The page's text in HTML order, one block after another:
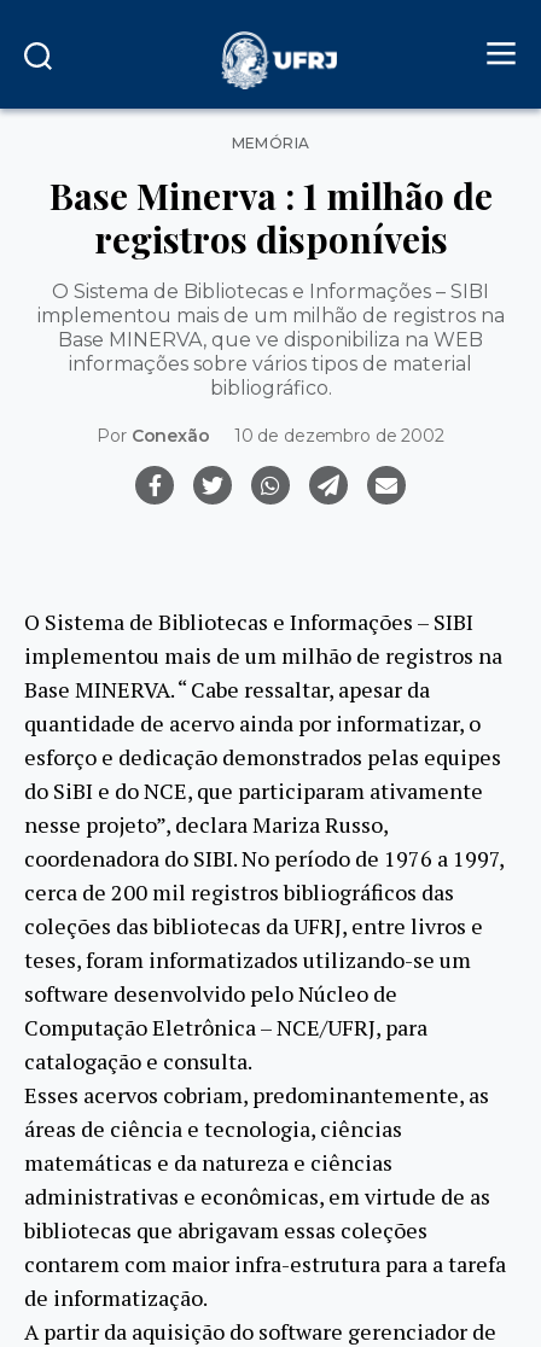
Categorias
MEMÓRIA
Base Minerva : 1 milhão de
registros disponíveis
O Sistema de Bibliotecas e Informações – SIBI
implementou mais de um milhão de registros na
Base MINERVA, que ve disponibiliza na WEB
informações sobre vários tipos de material
bibliográfico.
Por Conexão 10 de dezembro de 2002
O Sistema de Bibliotecas e Informações – SIBI
implementou mais de um milhão de registros na
Base MINERVA. “ Cabe ressaltar, apesar da
quantidade de acervo ainda por informatizar, o
esforço e dedicação demonstrados pelas equipes
do SiBI e do NCE, que participaram ativamente
nesse projeto”, declara Mariza Russo,
coordenadora do SIBI. No período de 1976 a 1997,
cerca de 200 mil registros bibliográficos das
coleções das bibliotecas da UFRJ, entre livros e
teses, foram informatizados utilizando-se um
software desenvolvido pelo Núcleo de
Computação Eletrônica – NCE/UFRJ, para
catalogação e consulta.
Esses acervos cobriam, predominantemente, as
áreas de ciência e tecnologia, ciências
matemáticas e da natureza e ciências
administrativas e econômicas, em virtude de as
bibliotecas que abrigavam essas coleções
contarem com maior infra-estrutura para a tarefa
de informatização.
A partir da aquisição do software gerenciador de